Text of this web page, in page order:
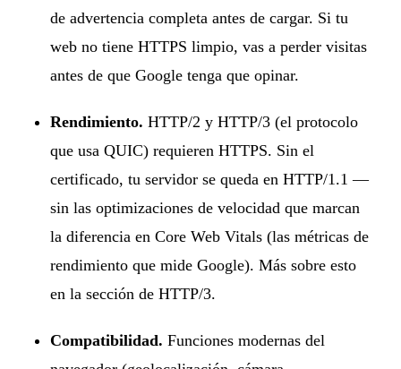
de advertencia completa antes de cargar. Si tu
web no tiene HTTPS limpio, vas a perder visitas
antes de que Google tenga que opinar.
Rendimiento. HTTP/2 y HTTP/3 (el protocolo
que usa QUIC) requieren HTTPS. Sin el
certificado, tu servidor se queda en HTTP/1.1 —
sin las optimizaciones de velocidad que marcan
la diferencia en Core Web Vitals (las métricas de
rendimiento que mide Google). Más sobre esto
en la sección de HTTP/3.
Compatibilidad. Funciones modernas del